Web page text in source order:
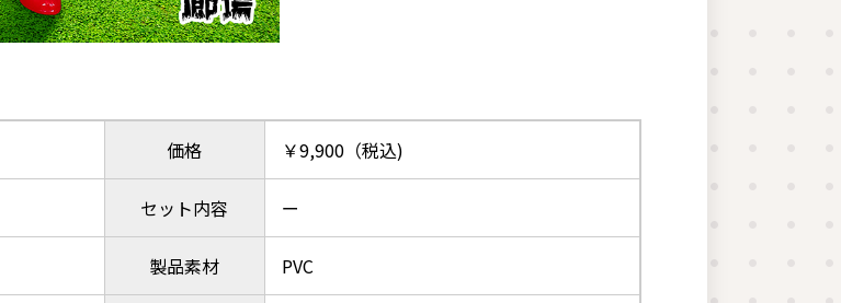
価格 ￥9,900（税込)
セット内容 ー
製品素材 PVC